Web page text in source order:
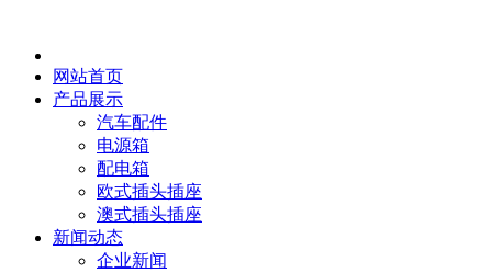
网站首页
产品展示
汽车配件
电源箱
配电箱
欧式插头插座
澳式插头插座
新闻动态
企业新闻